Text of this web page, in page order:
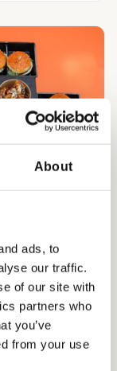
About
ads, to
our traffic.
of our site with
partners who
you’ve
from your use
BURGERS!